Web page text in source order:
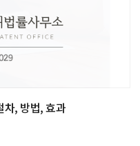
차, 방법, 효과